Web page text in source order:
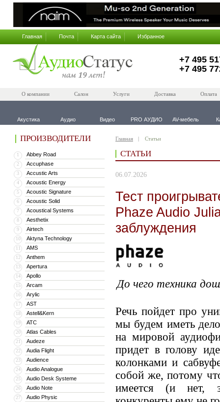
Главная Почта Карта сайта Избранное
+7 495
+7 495
О компании Салон Услуги Доставка Оплата
Акустика Аудио Видео PRO АУДИО AV-мебель
ПРОИЗВОДИТЕЛИ
1 Abbey Road
2 Accuphase
3 Accustic Arts
4 Acoustic Energy
5 Acoustic Signature
6 Acoustic Solid
7 Acoustical Systems
8 Aesthetix
9 Airtech
10 Aktyna Technology
11 AMS
12 Anthem
13 Apertura
14 Apollo
15 Arcam
16 Arylic
17 AST
18 Astell&Kern
19 ATC
20 Atlas Cables
21 Audeze
22 Audia Flight
23 Audience
24 Audio Analogue
25 Audio Desk Systeme
26 Audio Note
27 Audio Physic
Главная Статьи
СТАТЬИ
06.07.2026
Тест
Phaze Audio
заблуждения
До чего техника
Речь пойдет про
мы будем иметь
на мировой
придет в голову
колонками и
собой же, потому
имеется (и нет,